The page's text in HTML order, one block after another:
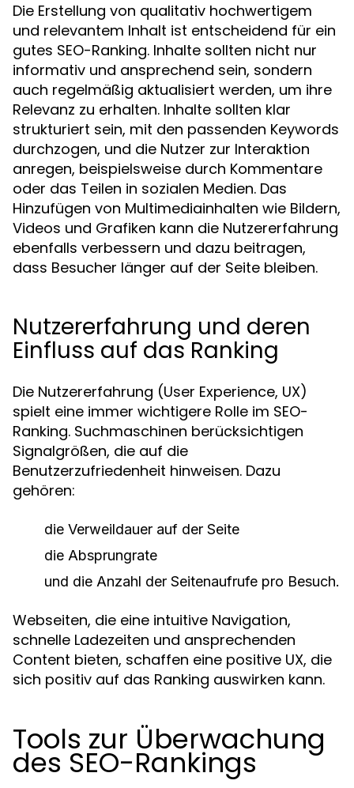
Die Erstellung von qualitativ hochwertigem
und relevantem Inhalt ist entscheidend für ein
gutes SEO-Ranking. Inhalte sollten nicht nur
informativ und ansprechend sein, sondern
auch regelmäßig aktualisiert werden, um ihre
Relevanz zu erhalten. Inhalte sollten klar
strukturiert sein, mit den passenden Keywords
durchzogen, und die Nutzer zur Interaktion
anregen, beispielsweise durch Kommentare
oder das Teilen in sozialen Medien. Das
Hinzufügen von Multimediainhalten wie Bildern,
Videos und Grafiken kann die Nutzererfahrung
ebenfalls verbessern und dazu beitragen,
dass Besucher länger auf der Seite bleiben.
Nutzererfahrung und deren
Einfluss auf das Ranking
Die Nutzererfahrung (User Experience, UX)
spielt eine immer wichtigere Rolle im SEO-
Ranking. Suchmaschinen berücksichtigen
Signalgrößen, die auf die
Benutzerzufriedenheit hinweisen. Dazu
gehören:
die Verweildauer auf der Seite
die Absprungrate
und die Anzahl der Seitenaufrufe pro Besuch.
Webseiten, die eine intuitive Navigation,
schnelle Ladezeiten und ansprechenden
Content bieten, schaffen eine positive UX, die
sich positiv auf das Ranking auswirken kann.
Tools zur Überwachung
des SEO-Rankings